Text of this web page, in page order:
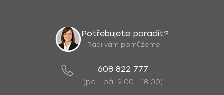
Potřebujete poradit?
Rádi vám pomůžeme.
608 822 777
(po - pá: 9:00 - 18:00)